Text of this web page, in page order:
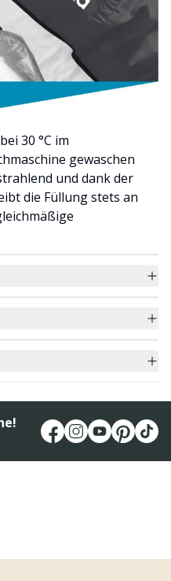
30 °C im
gewaschen
und dank der
die Füllung stets an